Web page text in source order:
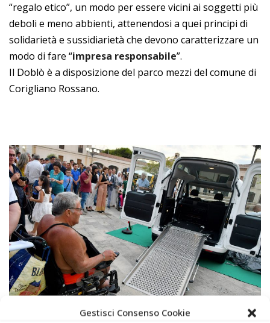
Gestisci Consenso Cookie
“regalo etico”, un modo per essere vicini ai soggetti più
deboli e meno abbienti, attenendosi a quei principi di
solidarietà e sussidiarietà che devono caratterizzare un
modo di fare “impresa responsabile”.
Il Doblò è a disposizione del parco mezzi del comune di
Corigliano Rossano.